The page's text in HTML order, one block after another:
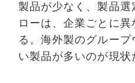
製品が少なく、製品
ローは、企業ごとに
る。海外製のグルー
い製品が多いのが現状